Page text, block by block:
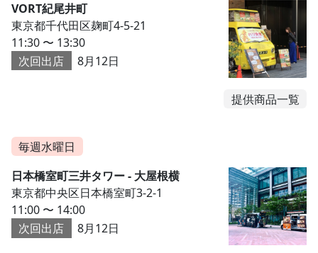
VORT紀尾井町
東京都千代田区麹町4-5-21
11:30 〜 13:30
次回出店
8月12日
提供商品一覧
毎週水曜日
日本橋室町三井タワー - 大屋根横
東京都中央区日本橋室町3-2-1
11:00 〜 14:00
次回出店
8月12日